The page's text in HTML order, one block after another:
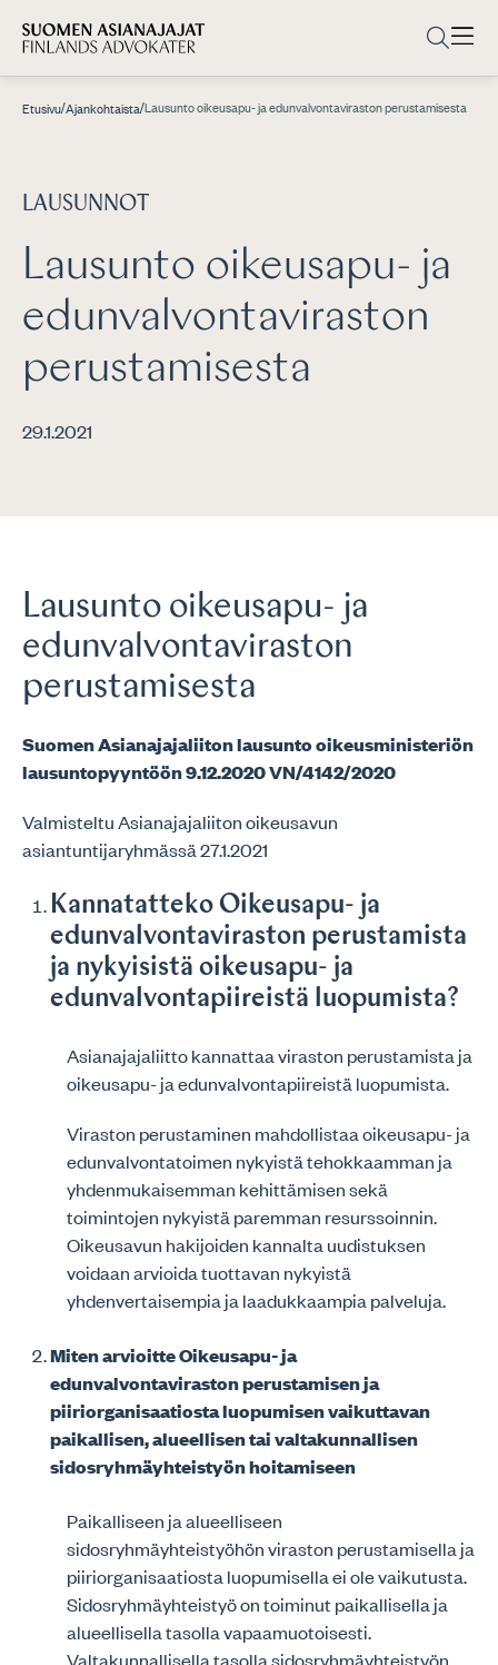
Etusivu/Ajankohtaista/Lausunto oikeusapu- ja edunvalvontaviraston perustamisesta
LAUSUNNOT
Lausunto oikeusapu- ja
edunvalvontaviraston
perustamisesta
29.1.2021
Lausunto oikeusapu- ja
edunvalvontaviraston
perustamisesta
Suomen Asianajajaliiton lausunto oikeusministeriön
lausuntopyyntöön 9.12.2020 VN/4142/2020
Valmisteltu Asianajajaliiton oikeusavun
asiantuntijaryhmässä 27.1.2021
Kannatatteko Oikeusapu- ja
edunvalvontaviraston perustamista
ja nykyisistä oikeusapu- ja
edunvalvontapiireistä luopumista?
Asianajajaliitto kannattaa viraston perustamista ja
oikeusapu- ja edunvalvontapiireistä luopumista.
Viraston perustaminen mahdollistaa oikeusapu- ja
edunvalvontatoimen nykyistä tehokkaamman ja
yhdenmukaisemman kehittämisen sekä
toimintojen nykyistä paremman resurssoinnin.
Oikeusavun hakijoiden kannalta uudistuksen
voidaan arvioida tuottavan nykyistä
yhdenvertaisempia ja laadukkaampia palveluja.
Miten arvioitte Oikeusapu- ja
edunvalvontaviraston perustamisen ja
piiriorganisaatiosta luopumisen vaikuttavan
paikallisen, alueellisen tai valtakunnallisen
sidosryhmäyhteistyön hoitamiseen
Paikalliseen ja alueelliseen
sidosryhmäyhteistyöhön viraston perustamisella ja
piiriorganisaatiosta luopumisella ei ole vaikutusta.
Sidosryhmäyhteistyö on toiminut paikallisella ja
alueellisella tasolla vapaamuotoisesti.
Valtakunnallisella tasolla sidosryhmäyhteistyön